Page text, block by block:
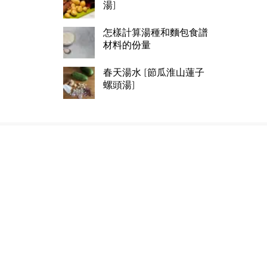
湯]
怎樣計算湯種和麵包食譜
材料的份量
春天湯水 [節瓜淮山蓮子
螺頭湯]